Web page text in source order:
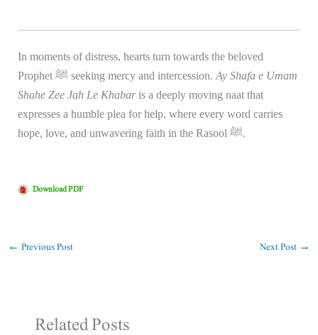
In moments of distress, hearts turn towards the beloved
Prophet ﷺ seeking mercy and intercession. Ay Shafa e Umam
Shahe Zee Jah Le Khabaris a deeply moving naat that
expresses a humble plea for help, where every word carries
hope, love, and unwavering faith in the Rasool ﷺ.
Download PDF
← Previous Post Next Post →
Related Posts